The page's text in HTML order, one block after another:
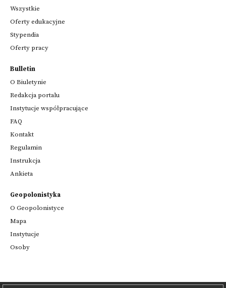
Wszystkie
Oferty edukacyjne
Stypendia
Oferty pracy
Bulletin
O Biuletynie
Redakcja portalu
Instytucje współpracujące
FAQ
Kontakt
Regulamin
Instrukcja
Ankieta
Geopolonistyka
O Geopolonistyce
Mapa
Instytucje
Osoby